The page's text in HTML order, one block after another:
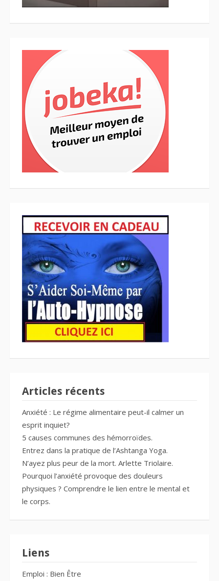
Articles récents
Anxiété : Le régime alimentaire peut-il calmer un
esprit inquiet?
5 causes communes des hémorroïdes.
Entrez dans la pratique de l’Ashtanga Yoga.
N’ayez plus peur de la mort. Arlette Triolaire.
Pourquoi l’anxiété provoque des douleurs
physiques ? Comprendre le lien entre le mental et
le corps.
Liens
Emploi : Bien Être